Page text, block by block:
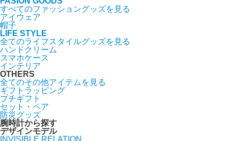
すべてのファッショングッズを見る
アイウェア
帽子
LIFE STYLE
全てのライフスタイルグッズを見る
ハンドクリーム
スマホケース
インテリア
OTHERS
全てのその他アイテムを見る
ギフトラッピング
プチギフト
セット・ペア
防災グッズ
腕時計から探す
デザインモデル